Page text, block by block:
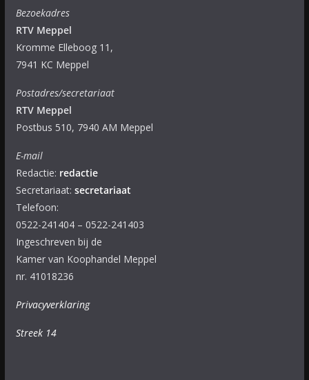
Bezoekadres
RTV Meppel
Kromme Elleboog 11,
7941 KC Meppel
Postadres/secretariaat
RTV Meppel
Postbus 510, 7940 AM Meppel
E-mail
Redactie: redactie
Secretariaat: secretariaat
Telefoon:
0522-241404 – 0522-241403
Ingeschreven bij de
Kamer van Koophandel Meppel
nr. 41018236
Privacyverklaring
Streek 14